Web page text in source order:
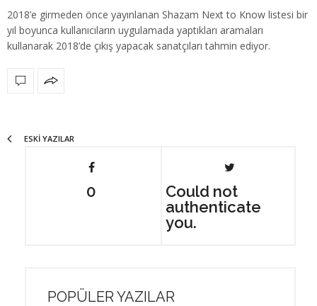
2018’e girmeden önce yayınlanan Shazam Next to Know listesi bir
yıl boyunca kullanıcıların uygulamada yaptıkları aramaları
kullanarak 2018’de çıkış yapacak sanatçıları tahmin ediyor.
ESKI YAZILAR
0
Could not
authenticate
you.
POPÜLER YAZILAR